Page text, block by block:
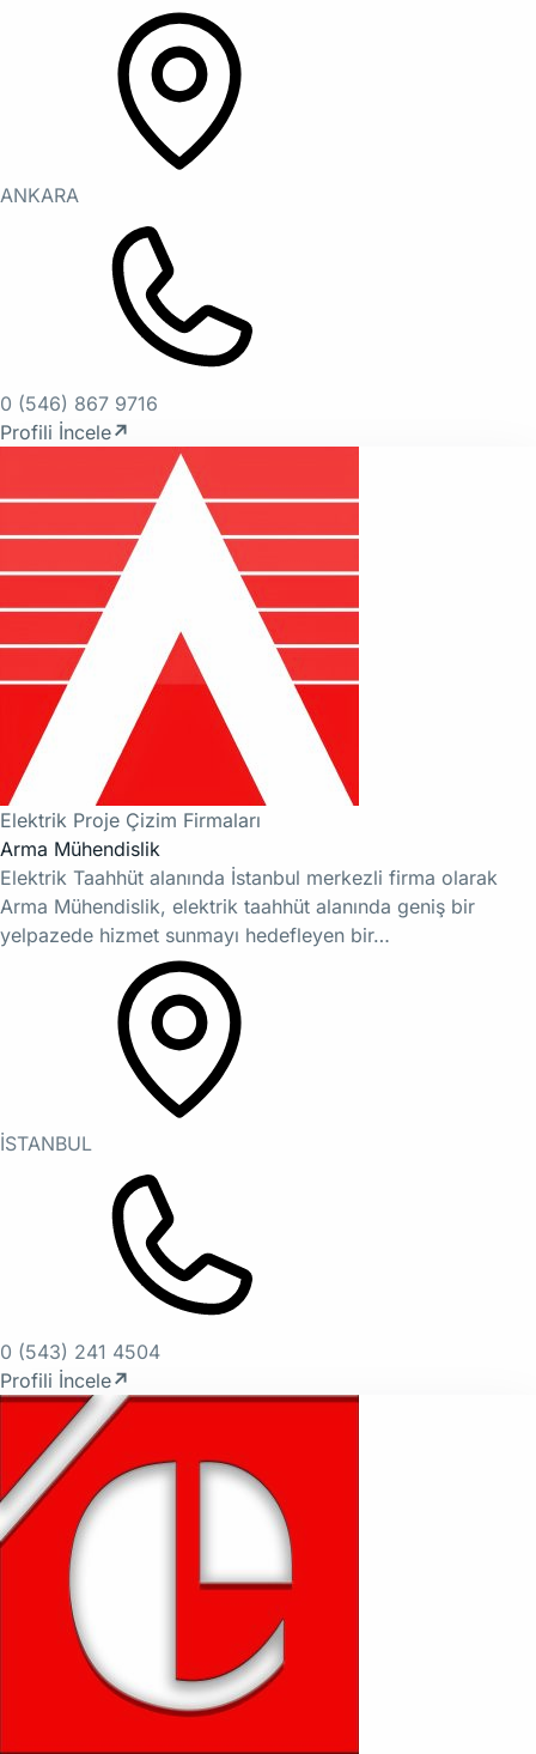
ANKARA
0 (546) 867 9716
Profili İncele↗
Elektrik Proje Çizim Firmaları
Arma Mühendislik
Elektrik Taahhüt alanında İstanbul merkezli firma olarak
Arma Mühendislik, elektrik taahhüt alanında geniş bir
yelpazede hizmet sunmayı hedefleyen bir…
İSTANBUL
0 (543) 241 4504
Profili İncele↗